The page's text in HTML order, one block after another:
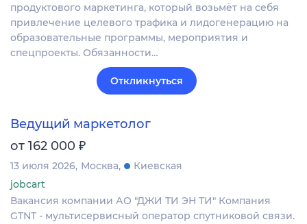
продуктового маркетинга, который возьмёт на себя
привлечение целевого трафика и лидогенерацию на
образовательные программы, мероприятия и
спецпроекты. Обязанности…
Откликнуться
Ведущий маркетолог
от 162 000 ₽
13 июля 2026 Москва
Киевская
jobcart
Вакансия компании АО "ДЖИ ТИ ЭН ТИ" Компания
GTNT - мультисервисный оператор спутниковой связи.